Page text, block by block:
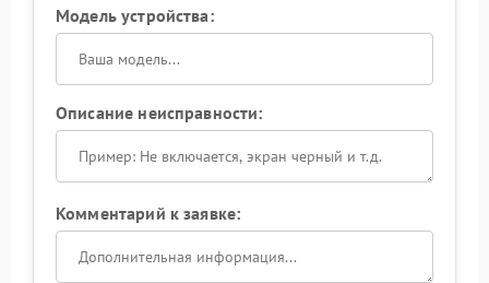
Модель устройства:
Описание неисправности:
Комментарий к заявке: